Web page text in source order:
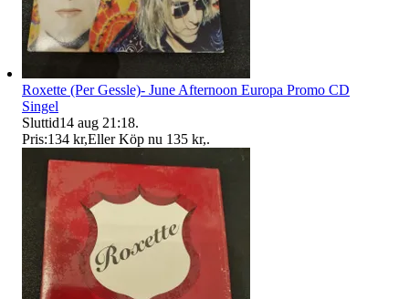
Roxette (Per Gessle)- June Afternoon Europa Promo CD
Singel
Sluttid14 aug 21:18.
Pris:134 kr,Eller Köp nu 135 kr,.